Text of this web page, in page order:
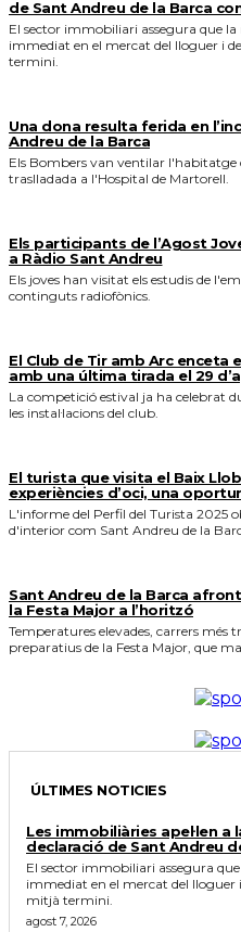
de Sant Andreu de la Barca
El sector immobiliari assegura que
immediat en el mercat del lloguer i
termini.
Una dona resulta ferida en
Andreu de la Barca
Els Bombers van ventilar l'habitatge
traslladada a l'Hospital de Martorell.
Els participants de l’Agost
a Ràdio Sant Andreu
Els joves han visitat els estudis de
continguts radiofònics.
El Club de Tir amb Arc enceta
amb una última tirada el 29
La competició estival ja ha celebrat
les instal·lacions del club.
El turista que visita el Baix
experiències d’oci, una
L'informe del Perfil del Turista 2025
d'interior com Sant Andreu de la
Sant Andreu de la Barca
la Festa Major a l’horitzó
Temperatures elevades, carrers més
preparatius de la Festa Major, que
ÚLTIMES NOTICIES
Les immobiliàries apel·len
declaració de Sant Andreu
El sector immobiliari assegura
immediat en el mercat del lloguer
mitjà termini.
agost 7, 2026